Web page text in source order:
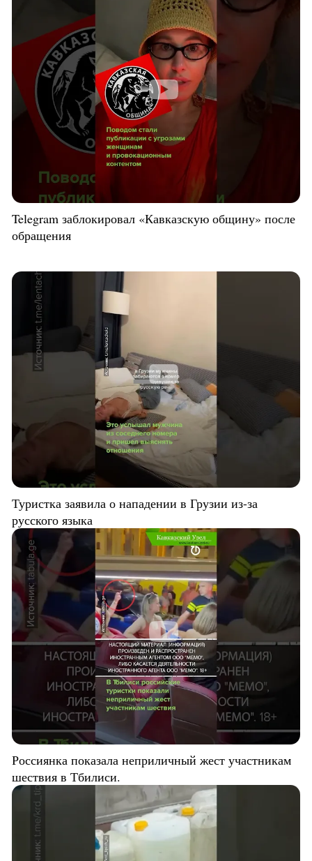
Telegram заблокировал «Кавказскую общину» после
обращения
Туристка заявила о нападении в Грузии из-за
русского языка
Россиянка показала неприличный жест участникам
шествия в Тбилиси.